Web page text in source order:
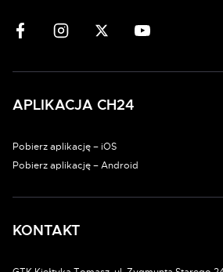
APLIKACJA CH24
Pobierz aplikację – iOS
Pobierz aplikację – Android
KONTAKT